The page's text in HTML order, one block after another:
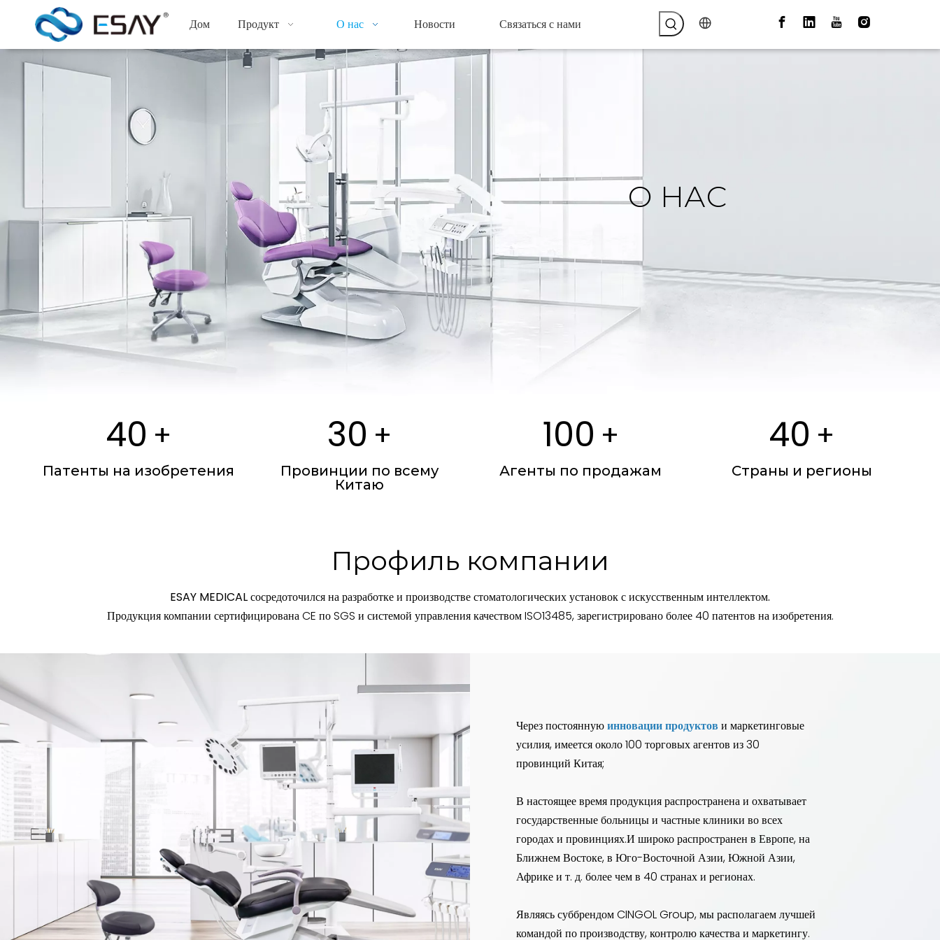
Дом Продукт О нас Новости Связаться с нами
О НАС
40 +
Патенты на изобретения
30 +
Провинции по всему
Китаю
100 +
Агенты по продажам
40 +
Страны и регионы
Профиль компании
ESAY MEDICAL сосредоточился на разработке и производстве стоматологических установок с искусственным интеллектом.
Продукция компании сертифицирована CE по SGS и системой управления качеством ISO13485, зарегистрировано более 40 патентов на изобретения.
Через постояннуюинновации продуктов и маркетинговые
усилия, имеется около 100 торговых агентов из 30
провинций Китая;
В настоящее время продукция распространена и охватывает
государственные больницы и частные клиники во всех
городах и провинциях.И широко распространен в Европе, на
Ближнем Востоке, в Юго-Восточной Азии, Южной Азии,
Африке и т. д. более чем в 40 странах и регионах.
Являясь суббрендом CINGOL Group, мы располагаем лучшей
командой по производству, контролю качества и маркетингу.